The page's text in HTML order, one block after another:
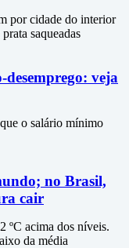
por cidade do interior
saqueadas
veja
o salário mínimo
no Brasil,
cair
ºC acima dos níveis.
da média